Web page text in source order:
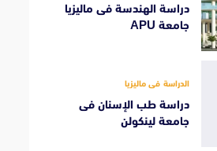
دراسة الهندسة فى ماليزيا
جامعة APU
الدراسة فى ماليزيا
دراسة طب الإسنان فى
جامعة لينكولن